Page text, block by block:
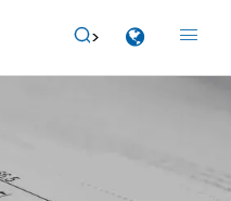
 